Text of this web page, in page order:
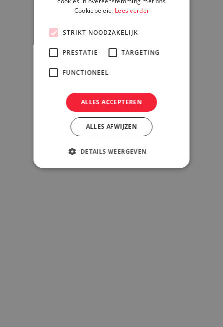
Cookiebeleid. Lees verder
STRIKT NOODZAKELIJK
PRESTATIE TARGETING
FUNCTIONEEL
ALLES ACCEPTEREN
ALLES AFWIJZEN
DETAILS WEERGEVEN